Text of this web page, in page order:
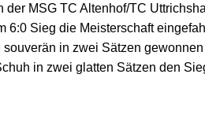
der MSG TC Altenhof/TC
6:0 Sieg die Meisterschaft
in zwei Sätzen
in zwei glatten Sätzen den